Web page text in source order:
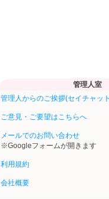
管理人室
管理人からのご挨拶(セイチャッ
ご意見・ご要望はこちらへ
メールでのお問い合わせ
※Googleフォームが開きます
利用規約
会社概要